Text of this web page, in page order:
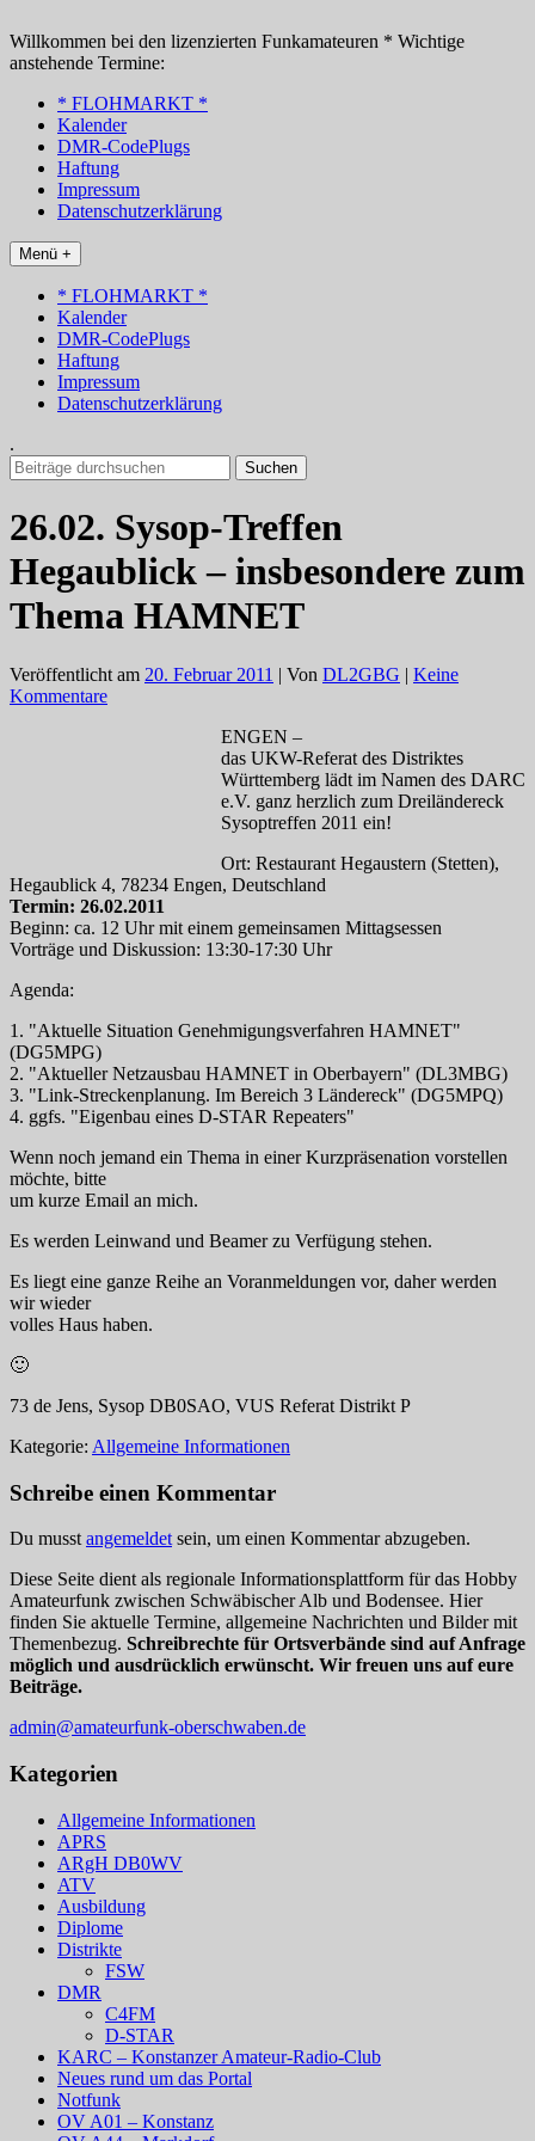
Inhalt
springen
Willkommen bei den lizenzierten Funkamateuren * Wichtige
anstehende Termine:
* FLOHMARKT *
Kalender
DMR-CodePlugs
Haftung
Impressum
Datenschutzerklärung
Menü +
* FLOHMARKT *
Kalender
DMR-CodePlugs
Haftung
Impressum
Datenschutzerklärung
.
Suchen
nach:
26.02. Sysop-Treffen
Hegaublick – insbesondere zum
Thema HAMNET
Veröffentlicht am 20. Februar 2011 | Von DL2GBG | Keine
Kommentare
ENGEN –
das UKW-Referat des Distriktes
Württemberg lädt im Namen des DARC
e.V. ganz herzlich zum Dreiländereck
Sysoptreffen 2011 ein!
Ort: Restaurant Hegaustern (Stetten),
Hegaublick 4, 78234 Engen, Deutschland
Termin: 26.02.2011
Beginn: ca. 12 Uhr mit einem gemeinsamen Mittagsessen
Vorträge und Diskussion: 13:30-17:30 Uhr
Agenda:
1. "Aktuelle Situation Genehmigungsverfahren HAMNET"
(DG5MPG)
2. "Aktueller Netzausbau HAMNET in Oberbayern" (DL3MBG)
3. "Link-Streckenplanung. Im Bereich 3 Ländereck" (DG5MPQ)
4. ggfs. "Eigenbau eines D-STAR Repeaters"
Wenn noch jemand ein Thema in einer Kurzpräsenation vorstellen
möchte, bitte
um kurze Email an mich.
Es werden Leinwand und Beamer zu Verfügung stehen.
Es liegt eine ganze Reihe an Voranmeldungen vor, daher werden
wir wieder
volles Haus haben.
🙂
73 de Jens, Sysop DB0SAO, VUS Referat Distrikt P
Kategorie: Allgemeine Informationen
Schreibe einen Kommentar
Du musst angemeldet sein, um einen Kommentar abzugeben.
Diese Seite dient als regionale Informationsplattform für das Hobby
Amateurfunk zwischen Schwäbischer Alb und Bodensee. Hier
finden Sie aktuelle Termine, allgemeine Nachrichten und Bilder mit
Themenbezug. Schreibrechte für Ortsverbände sind auf Anfrage
möglich und ausdrücklich erwünscht. Wir freuen uns auf eure
Beiträge.
admin@amateurfunk-oberschwaben.de
Kategorien
Allgemeine Informationen
APRS
ARgH DB0WV
ATV
Ausbildung
Diplome
Distrikte
FSW
DMR
C4FM
D-STAR
KARC – Konstanzer Amateur-Radio-Club
Neues rund um das Portal
Notfunk
OV A01 – Konstanz